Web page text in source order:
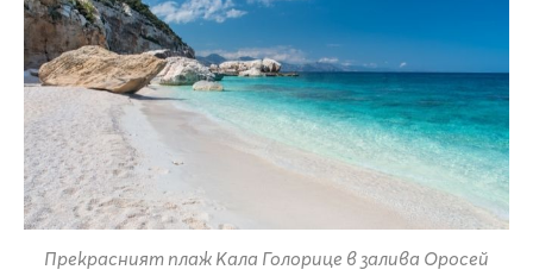
Прекрасният плаж Кала Голорице в залива Оросей